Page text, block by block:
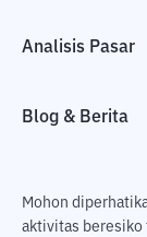
Analisis Pasar
Blog & Berita
Mohon
aktivitas